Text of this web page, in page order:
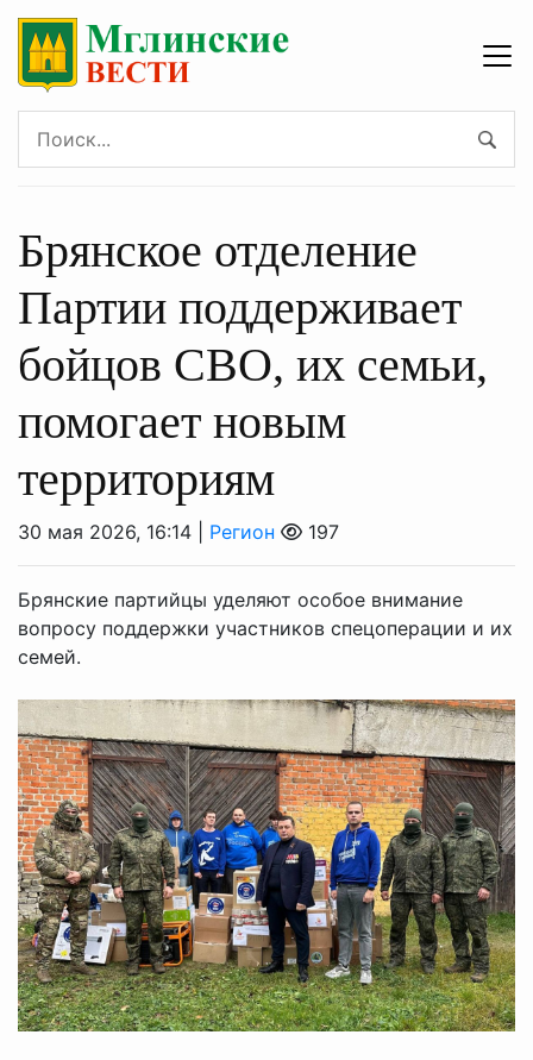
Брянское отделение
Партии поддерживает
бойцов СВО, их семьи,
помогает новым
территориям
30 мая 2026, 16:14 | Регион 197
Брянские партийцы уделяют особое внимание
вопросу поддержки участников спецоперации и их
семей.